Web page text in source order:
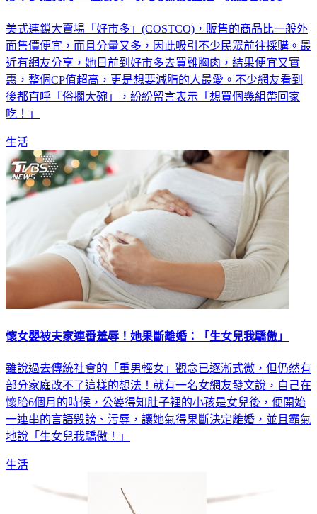
美式連鎖大賣場「好市多」(COSTCO)，販售的商品比一般外
面售價便宜，而且分量又多，因此吸引不少民眾前往採購。最
近有網友分享，她日前到好市多去買雞胸肉，結果便宜又實
惠，整個CP值超高，更是想要減脂的人最愛。不少網友看到
後都直呼「俗擱大碗」，紛紛留言表示「想買個幾組帶回家
吃！」
生活
懷女嬰被夫家連番羞辱！她果斷離婚：「生女兒我驕傲」
雖說過去傳統社會的「重男輕女」觀念已逐漸式微，但仍然有
部分家庭改不了這樣的想法！就有一名女網友發文說，自己在
懷胎6個月的時候，公婆得知肚子裡的小孩是女兒後，便開始
一連串的言語毀謗、污辱，讓她氣得果斷決定離婚，並且霸氣
地說「生女兒我驕傲！」
生活